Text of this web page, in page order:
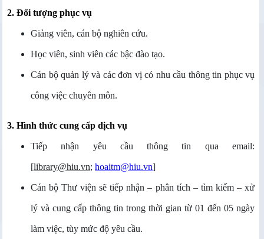
2. Đối tượng phục vụ
Giảng viên, cán bộ nghiên cứu.
Học viên, sinh viên các bậc đào tạo.
Cán bộ quản lý và các đơn vị có nhu cầu thông tin phục vụ
công việc chuyên môn.
3. Hình thức cung cấp dịch vụ
Tiếp nhận yêu cầu thông tin qua email:
[library@hiu.vn; hoaitm@hiu.vn]
Cán bộ Thư viện sẽ tiếp nhận – phân tích – tìm kiếm – xử
lý và cung cấp thông tin trong thời gian từ 01 đến 05 ngày
làm việc, tùy mức độ yêu cầu.